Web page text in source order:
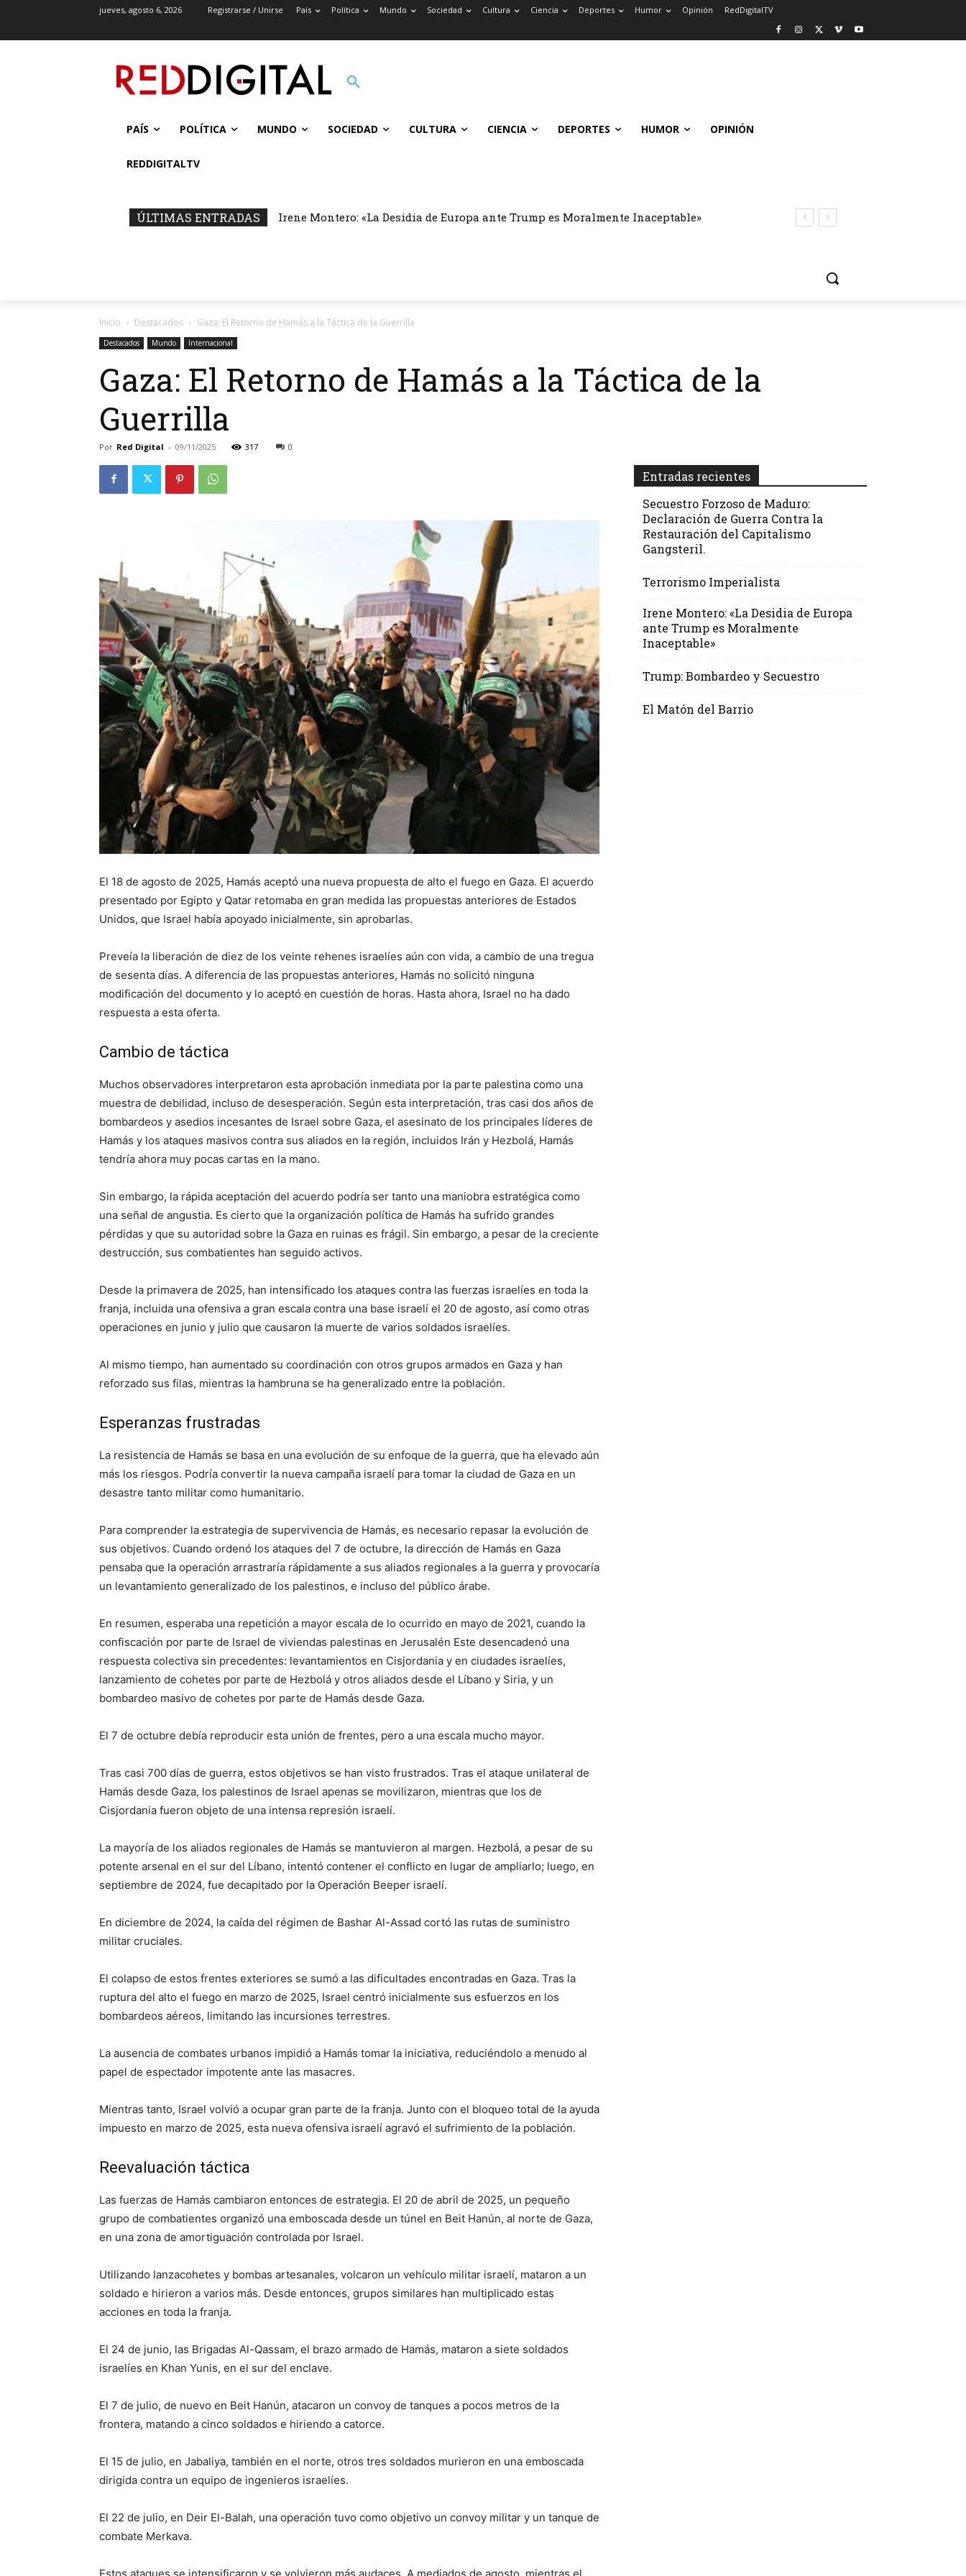
jueves, agosto 6, 2026 Registrarse / Unirse País Política Mundo Sociedad Cultura Ciencia Deportes Humor Opinión RedDigitalTV
PAÍS POLÍTICA MUNDO SOCIEDAD CULTURA CIENCIA DEPORTES HUMOR OPINIÓN
REDDIGITALTV
ÚLTIMAS ENTRADAS Irene Montero: «La Desidia de Europa ante Trump es Moralmente Inaceptable»
Inicio Destacados Gaza: El Retorno de Hamás a la Táctica de la Guerrilla
Destacados Mundo Internacional
Gaza: El Retorno de Hamás a la Táctica de la
Guerrilla
Por Red Digital - 09/11/2025 317 0
El 18 de agosto de 2025, Hamás aceptó una nueva propuesta de alto el fuego en Gaza. El acuerdo
presentado por Egipto y Qatar retomaba en gran medida las propuestas anteriores de Estados
Unidos, que Israel había apoyado inicialmente, sin aprobarlas.
Preveía la liberación de diez de los veinte rehenes israelíes aún con vida, a cambio de una tregua
de sesenta días. A diferencia de las propuestas anteriores, Hamás no solicitó ninguna
modificación del documento y lo aceptó en cuestión de horas. Hasta ahora, Israel no ha dado
respuesta a esta oferta.
Cambio de táctica
Muchos observadores interpretaron esta aprobación inmediata por la parte palestina como una
muestra de debilidad, incluso de desesperación. Según esta interpretación, tras casi dos años de
bombardeos y asedios incesantes de Israel sobre Gaza, el asesinato de los principales líderes de
Hamás y los ataques masivos contra sus aliados en la región, incluidos Irán y Hezbolá, Hamás
tendría ahora muy pocas cartas en la mano.
Sin embargo, la rápida aceptación del acuerdo podría ser tanto una maniobra estratégica como
una señal de angustia. Es cierto que la organización política de Hamás ha sufrido grandes
pérdidas y que su autoridad sobre la Gaza en ruinas es frágil. Sin embargo, a pesar de la creciente
destrucción, sus combatientes han seguido activos.
Desde la primavera de 2025, han intensificado los ataques contra las fuerzas israelíes en toda la
franja, incluida una ofensiva a gran escala contra una base israelí el 20 de agosto, así como otras
operaciones en junio y julio que causaron la muerte de varios soldados israelíes.
Al mismo tiempo, han aumentado su coordinación con otros grupos armados en Gaza y han
reforzado sus filas, mientras la hambruna se ha generalizado entre la población.
Esperanzas frustradas
La resistencia de Hamás se basa en una evolución de su enfoque de la guerra, que ha elevado aún
más los riesgos. Podría convertir la nueva campaña israelí para tomar la ciudad de Gaza en un
desastre tanto militar como humanitario.
Para comprender la estrategia de supervivencia de Hamás, es necesario repasar la evolución de
sus objetivos. Cuando ordenó los ataques del 7 de octubre, la dirección de Hamás en Gaza
pensaba que la operación arrastraría rápidamente a sus aliados regionales a la guerra y provocaría
un levantamiento generalizado de los palestinos, e incluso del público árabe.
En resumen, esperaba una repetición a mayor escala de lo ocurrido en mayo de 2021, cuando la
confiscación por parte de Israel de viviendas palestinas en Jerusalén Este desencadenó una
respuesta colectiva sin precedentes: levantamientos en Cisjordania y en ciudades israelíes,
lanzamiento de cohetes por parte de Hezbolá y otros aliados desde el Líbano y Siria, y un
bombardeo masivo de cohetes por parte de Hamás desde Gaza.
El 7 de octubre debía reproducir esta unión de frentes, pero a una escala mucho mayor.
Tras casi 700 días de guerra, estos objetivos se han visto frustrados. Tras el ataque unilateral de
Hamás desde Gaza, los palestinos de Israel apenas se movilizaron, mientras que los de
Cisjordania fueron objeto de una intensa represión israelí.
La mayoría de los aliados regionales de Hamás se mantuvieron al margen. Hezbolá, a pesar de su
potente arsenal en el sur del Líbano, intentó contener el conflicto en lugar de ampliarlo; luego, en
septiembre de 2024, fue decapitado por la Operación Beeper israelí.
En diciembre de 2024, la caída del régimen de Bashar Al-Assad cortó las rutas de suministro
militar cruciales.
El colapso de estos frentes exteriores se sumó a las dificultades encontradas en Gaza. Tras la
ruptura del alto el fuego en marzo de 2025, Israel centró inicialmente sus esfuerzos en los
bombardeos aéreos, limitando las incursiones terrestres.
La ausencia de combates urbanos impidió a Hamás tomar la iniciativa, reduciéndolo a menudo al
papel de espectador impotente ante las masacres.
Mientras tanto, Israel volvió a ocupar gran parte de la franja. Junto con el bloqueo total de la ayuda
impuesto en marzo de 2025, esta nueva ofensiva israelí agravó el sufrimiento de la población.
Reevaluación táctica
Las fuerzas de Hamás cambiaron entonces de estrategia. El 20 de abril de 2025, un pequeño
grupo de combatientes organizó una emboscada desde un túnel en Beit Hanún, al norte de Gaza,
en una zona de amortiguación controlada por Israel.
Utilizando lanzacohetes y bombas artesanales, volcaron un vehículo militar israelí, mataron a un
soldado e hirieron a varios más. Desde entonces, grupos similares han multiplicado estas
acciones en toda la franja.
El 24 de junio, las Brigadas Al-Qassam, el brazo armado de Hamás, mataron a siete soldados
israelíes en Khan Yunis, en el sur del enclave.
El 7 de julio, de nuevo en Beit Hanún, atacaron un convoy de tanques a pocos metros de la
frontera, matando a cinco soldados e hiriendo a catorce.
El 15 de julio, en Jabaliya, también en el norte, otros tres soldados murieron en una emboscada
dirigida contra un equipo de ingenieros israelíes.
El 22 de julio, en Deir El-Balah, una operación tuvo como objetivo un convoy militar y un tanque de
combate Merkava.
Entradas recientes
Secuestro Forzoso de Maduro:
Declaración de Guerra Contra la
Restauración del Capitalismo
Gangsteril.
Terrorismo Imperialista
Irene Montero: «La Desidia de Europa
ante Trump es Moralmente
Inaceptable»
Trump: Bombardeo y Secuestro
El Matón del Barrio